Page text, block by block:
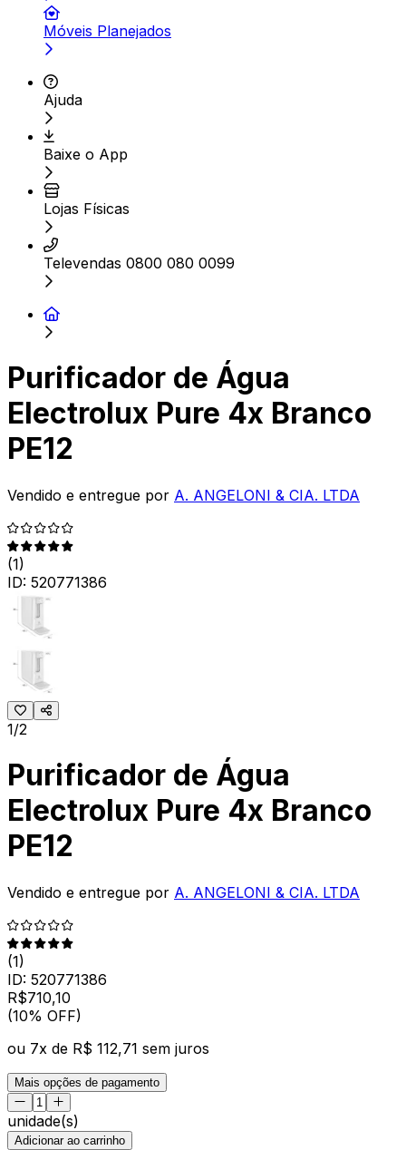
Móveis Planejados
Ajuda
Baixe o App
Lojas Físicas
Televendas 0800 080 0099
Purificador de Água
Electrolux Pure 4x Branco
PE12
Vendido e entregue por A. ANGELONI & CIA. LTDA
(1)
ID: 520771386
1/2
Purificador de Água
Electrolux Pure 4x Branco
PE12
Vendido e entregue por A. ANGELONI & CIA. LTDA
(1)
ID: 520771386
R$710,10
(10% OFF)
ou 7x de R$ 112,71 sem juros
Mais opções de pagamento
unidade(s)
Adicionar ao carrinho